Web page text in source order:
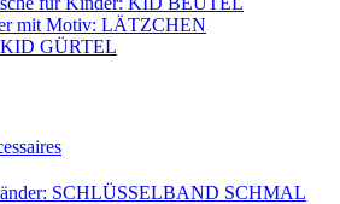
mit Motiv: LÄTZCHEN
GÜRTEL
SCHLÜSSELBAND SCHMAL